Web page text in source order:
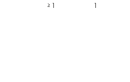
≥ 1 1